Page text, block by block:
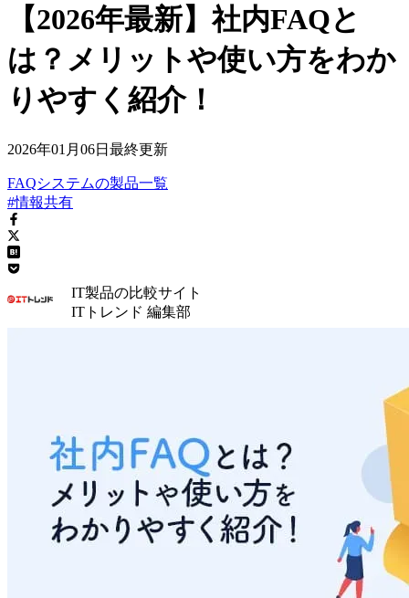
【2026年最新】社内FAQと
は？メリットや使い方をわか
りやすく紹介！
2026年01月06日 最終更新
FAQシステムの製品一覧
#情報共有
IT製品の比較サイト
ITトレンド 編集部